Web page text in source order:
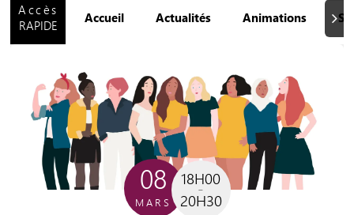
Accès
RAPIDE
Accueil Actualités Animations
08
MARS
18H00
20H30